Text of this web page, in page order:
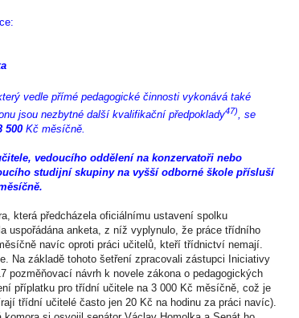
vedle přímé pedagogické činnosti vykonává také
jsou nezbytné další kvalifikační předpoklady47)
, se
500 Kč měsíčně.
vedoucího oddělení na konzervatoři nebo
studijní skupiny na vyšší odborné škole přísluší
která předcházela oficiálnímu ustavení spolku
uspořádána anketa, z níž vyplynulo, že práce třídního
navíc oproti práci učitelů, kteří třídnictví nemají.
Na základě tohoto šetření zpracovali zástupci Iniciativy
pozměňovací návrh k novele zákona o pedagogických
příplatku pro třídní učitele na 3 000 Kč měsíčně, což je
třídní učitelé často jen 20 Kč na hodinu za práci navíc).